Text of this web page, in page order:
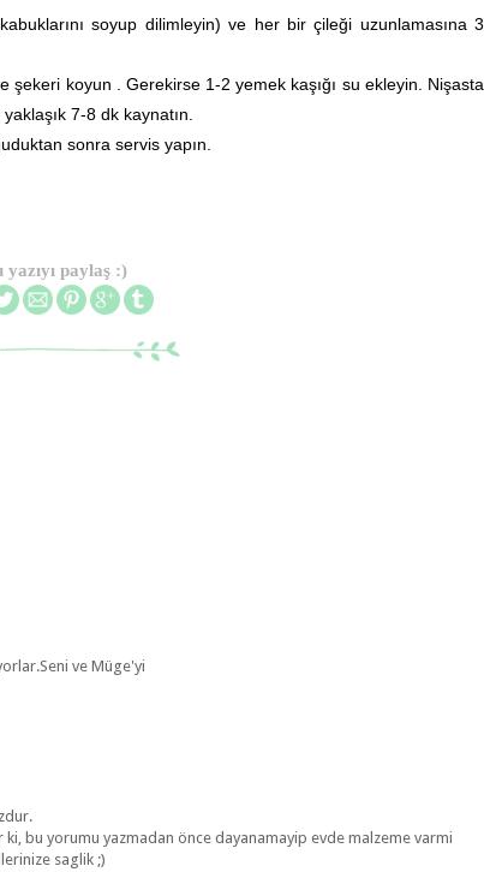
soyup dilimleyin) ve her bir çileği uzunlamasına 3
koyun . Gerekirse 1-2 yemek kaşığı su ekleyin. Nişasta
7-8 dk kaynatın.
sonra servis yapın.
yazıyı paylaş :)
ve Müge'yi
bu yorumu yazmadan önce dayanamayip evde malzeme varmi
saglik ;)